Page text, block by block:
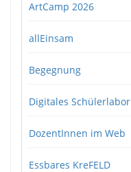
ArtCamp 2026
allEinsam
Begegnung
Digitales Schülerlabor
DozentInnen im Web
Essbares KreFELD